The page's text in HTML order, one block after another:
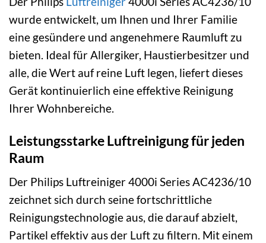
wurde entwickelt, um Ihnen und Ihrer Familie
eine gesündere und angenehmere Raumluft zu
bieten. Ideal für Allergiker, Haustierbesitzer und
alle, die Wert auf reine Luft legen, liefert dieses
Gerät kontinuierlich eine effektive Reinigung
Ihrer Wohnbereiche.
Leistungsstarke Luftreinigung für jeden
Raum
Der Philips Luftreiniger 4000i Series AC4236/10
zeichnet sich durch seine fortschrittliche
Reinigungstechnologie aus, die darauf abzielt,
Partikel effektiv aus der Luft zu filtern. Mit einem